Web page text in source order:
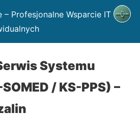
– Profesjonalne Wsparcie IT dla
Systemu
/ KS-PPS) –